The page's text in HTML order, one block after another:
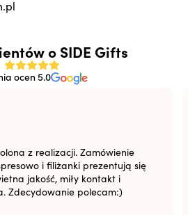
o SIDE Gifts
ocen 5.0
z realizacji. Zamówienie
i filiżanki prezentują się
jakość, miły kontakt i
Zdecydowanie polecam:)